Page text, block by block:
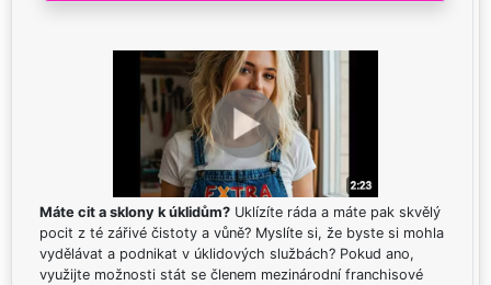
Máte cit a sklony k úklidům? Uklízíte ráda a máte pak skvělý
pocit z té zářivé čistoty a vůně? Myslíte si, že byste si mohla
vydělávat a podnikat v úklidových službách? Pokud ano,
využijte možnosti stát se členem mezinárodní franchisové